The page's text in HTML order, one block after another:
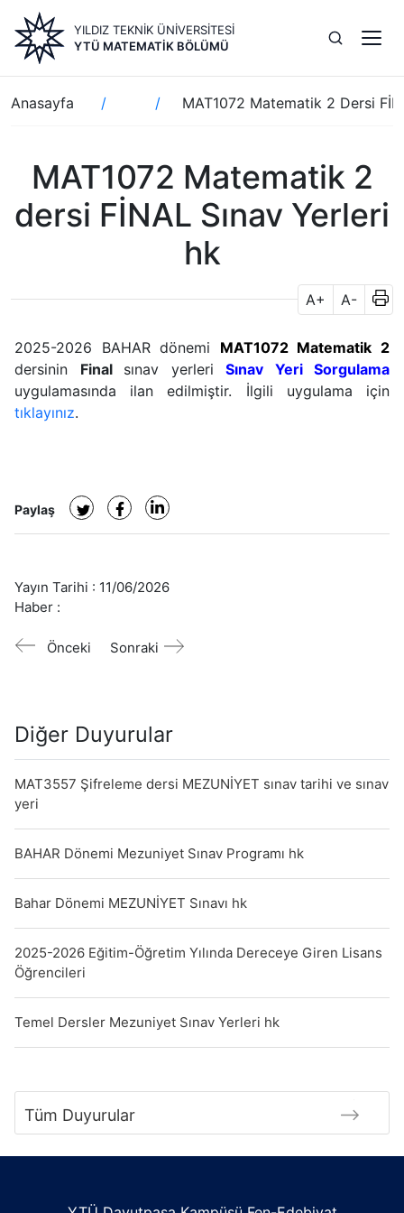
içeriğe
atla
YILDIZ TEKNİK ÜNİVERSİTESİ
YTÜ MATEMATIK BÖLÜMÜ
Sayfa
yolu
Anasayfa MAT1072 Matematik 2 Dersi
MAT1072 Matematik 2
dersi FİNAL Sınav Yerleri
hk
A+ A-
2025-2026 BAHAR dönemi MAT1072 Matematik 2
dersinin Final sınav yerleri Sınav Yeri Sorgulama
uygulamasında ilan edilmiştir. İlgili uygulama için
tıklayınız.
Paylaş
Yayın Tarihi : 11/06/2026
Haber :
Önceki Sonraki
Diğer Duyurular
MAT3557 Şifreleme dersi MEZUNİYET sınav tarihi ve sınav
yeri
BAHAR Dönemi Mezuniyet Sınav Programı hk
Bahar Dönemi MEZUNİYET Sınavı hk
2025-2026 Eğitim-Öğretim Yılında Dereceye Giren Lisans
Öğrencileri
Temel Dersler Mezuniyet Sınav Yerleri hk
Tüm Duyurular